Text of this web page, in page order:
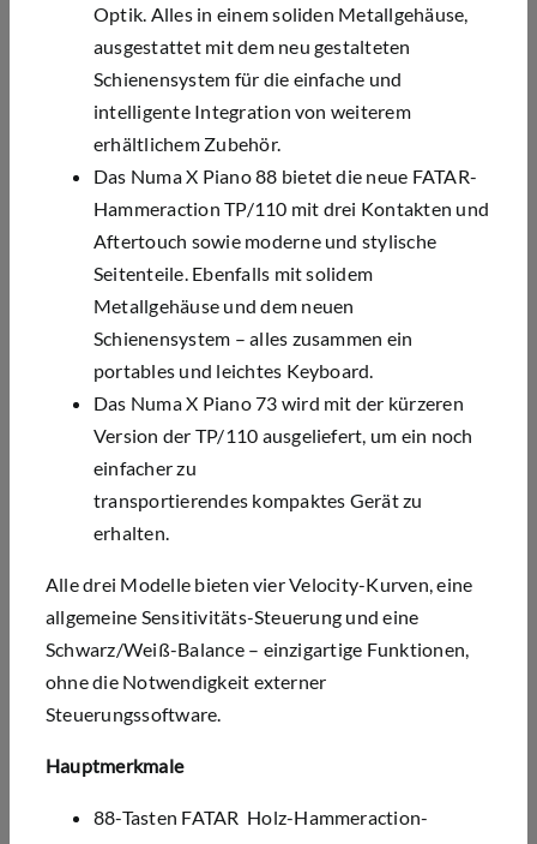
Optik. Alles in einem soliden Metallgehäuse,
ausgestattet mit dem neu gestalteten
Schienensystem für die einfache und
intelligente Integration von weiterem
erhältlichem Zubehör.
Das Numa X Piano 88 bietet die neue FATAR-
Hammeraction TP/110 mit drei Kontakten und
Aftertouch sowie moderne und stylische
Seitenteile. Ebenfalls mit solidem
Metallgehäuse und dem neuen
Schienensystem – alles zusammen ein
portables und leichtes Keyboard.
Das Numa X Piano 73 wird mit der kürzeren
Version der TP/110 ausgeliefert, um ein noch
einfacher zu
transportierendes kompaktes Gerät zu
erhalten.
Alle drei Modelle bieten vier Velocity-Kurven, eine
allgemeine Sensitivitäts-Steuerung und eine
Schwarz/Weiß-Balance – einzigartige Funktionen,
ohne die Notwendigkeit externer
Steuerungssoftware.
Hauptmerkmale
88-Tasten FATAR Holz-Hammeraction-